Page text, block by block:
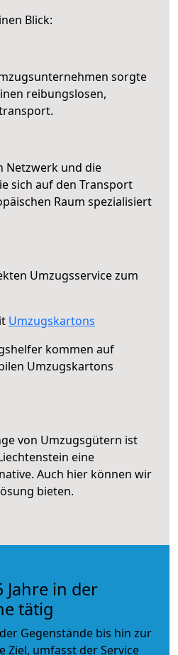
Blick:
sorgte
reibungslosen,
Netzwerk und die
sich auf den Transport
Raum spezialisiert
Umzugsservice zum
Umzugskartons
kommen auf
Umzugskartons
von Umzugsgütern ist
eine
Auch hier können wir
bieten.
Jahre in der
tätig
Gegenstände bis hin zur
Ziel, umfasst der Service